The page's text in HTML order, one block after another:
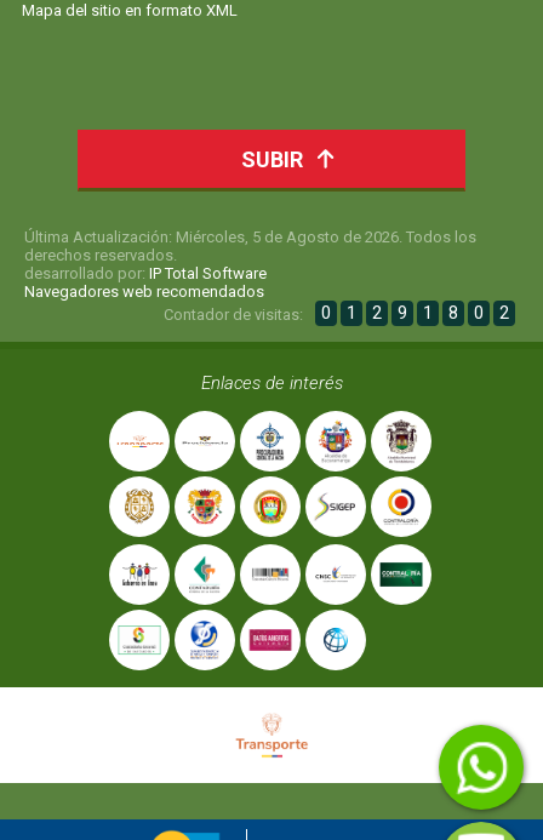
Mapa del sitio en formato XML
SUBIR
Última Actualización: Miércoles, 5 de Agosto de 2026. Todos los
derechos reservados.
desarrollado por: IP Total Software
Navegadores web recomendados
Contador de visitas:
0 1 2 9 1 8 0 2
Enlaces de interés